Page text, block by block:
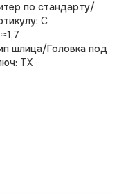
по стандарту/
C
≈1,7
шлица/Головка под
TX